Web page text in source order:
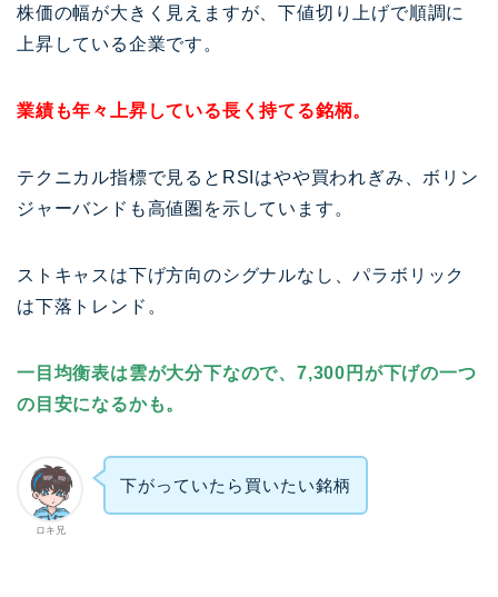
株価の幅が大きく見えますが、下値切り上げで順調に
上昇している企業です。
業績も年々上昇している長く持てる銘柄。
テクニカル指標で見るとRSIはやや買われぎみ、ボリン
ジャーバンドも高値圏を示しています。
ストキャスは下げ方向のシグナルなし、パラボリック
は下落トレンド。
一目均衡表は雲が大分下なので、7,300円が下げの一つ
の目安になるかも。
ロキ兄
下がっていたら買いたい銘柄